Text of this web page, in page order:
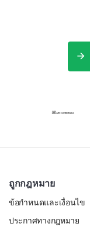
If you have
suggestions
ส่วนเสียและระบุ
ถูกกฎหมาย
ข้อกำหนดและเงื่อนไข
ประกาศทางกฎหมาย